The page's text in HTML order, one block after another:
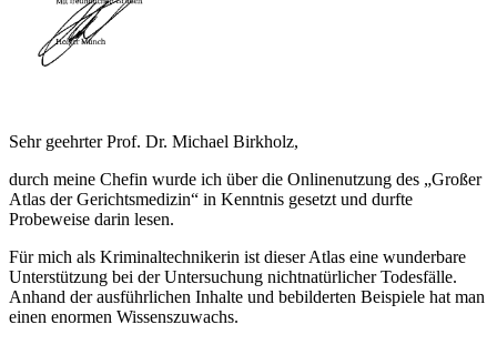
Sehr geehrter Prof. Dr. Michael Birkholz,
durch meine Chefin wurde ich über die Onlinenutzung des „Großer
Atlas der Gerichtsmedizin“ in Kenntnis gesetzt und durfte
Probeweise darin lesen.
Für mich als Kriminaltechnikerin ist dieser Atlas eine wunderbare
Unterstützung bei der Untersuchung nichtnatürlicher Todesfälle.
Anhand der ausführlichen Inhalte und bebilderten Beispiele hat man
einen enormen Wissenszuwachs.